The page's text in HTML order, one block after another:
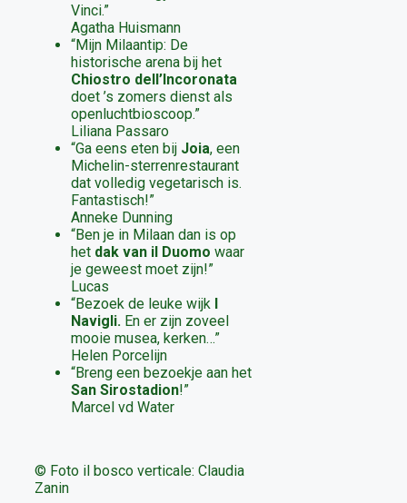
Vinci.”
Agatha Huismann
“Mijn Milaantip: De
historische arena bij het
Chiostro dell’Incoronata
doet ’s zomers dienst als
openluchtbioscoop.”
Liliana Passaro
“Ga eens eten bij Joia, een
Michelin-sterrenrestaurant
dat volledig vegetarisch is.
Fantastisch!”
Anneke Dunning
“Ben je in Milaan dan is op
het dak van il Duomo waar
je geweest moet zijn!”
Lucas
“Bezoek de leuke wijk
Navigli. En er zijn zoveel
mooie musea, kerken…”
Helen Porcelijn
“Breng een bezoekje aan het
San Sirostadion!”
Marcel vd Water
© Foto il bosco verticale: Claudia
Zanin